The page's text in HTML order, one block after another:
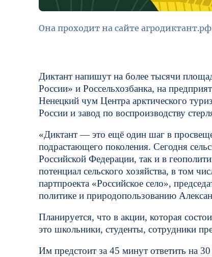
Она проходит на сайте агродиктант.рф
Диктант напишут на более тысячи
России» и Россельхозбанка, на
Ненецкий чум Центра арктического
России и завод по воспроизводству
«Диктант — это ещё один шаг в
подрастающего поколения. Сегодня
Российской Федерации, так и в
потенциал сельского хозяйства, в том
партпроекта «Российское село»,
политике и природопользованию
Планируется, что в акции, которая
это школьники, студенты, сотрудники
Им предстоит за 45 минут ответить на